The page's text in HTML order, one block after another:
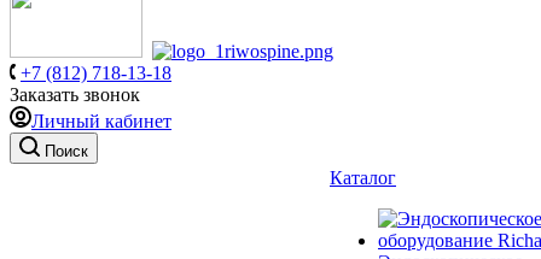
+7 (812) 718-13-18
Заказать звонок
Личный кабинет
Поиск
Каталог